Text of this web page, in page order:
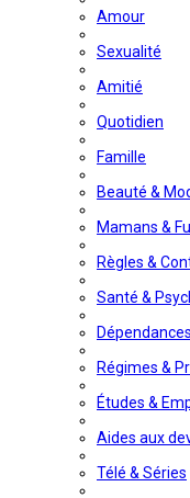
Amour
Sexualité
Amitié
Quotidien
Famille
Beauté &
Mamans &
Règles &
Santé &
Régimes &
Études &
Aides aux
Télé & Séries